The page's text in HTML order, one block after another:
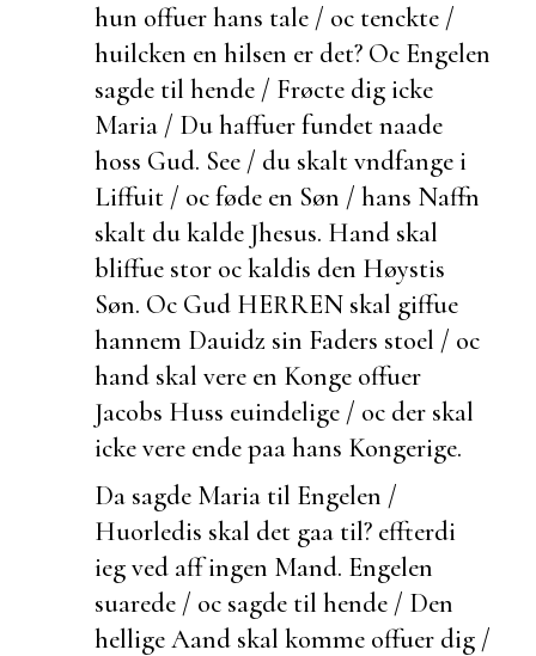
hun offuer hans tale / oc tenckte /
huilcken en hilsen er det? Oc Engelen
sagde til hende / Frøcte dig icke
Maria / Du haffuer fundet naade
hoss Gud. See / du skalt vndfange i
Liffuit / oc føde en Søn / hans Naffn
skalt du kalde Jhesus. Hand skal
bliffue stor oc kaldis den Høystis
Søn. Oc Gud HERREN skal giffue
hannem Dauidz sin Faders stoel / oc
hand skal vere en Konge offuer
Jacobs Huss euindelige / oc der skal
icke vere ende paa hans Kongerige.
Da sagde Maria til Engelen /
Huorledis skal det gaa til? effterdi
ieg ved aff ingen Mand. Engelen
suarede / oc sagde til hende / Den
hellige Aand skal komme offuer dig /